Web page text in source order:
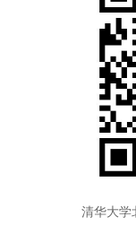
清华大学